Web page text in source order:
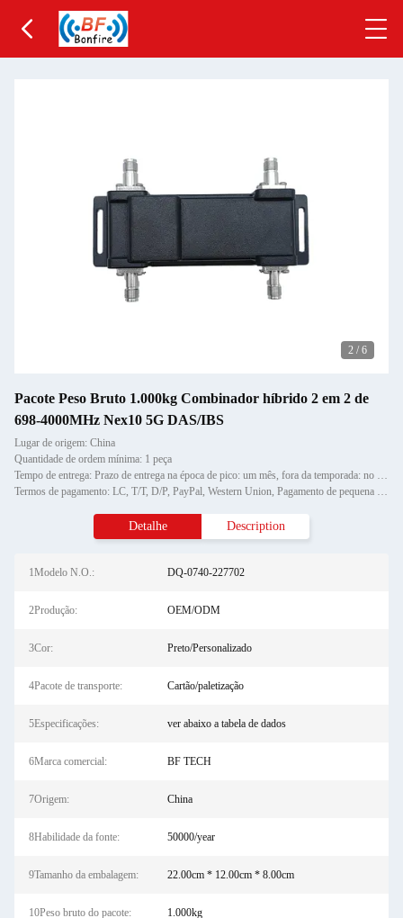
2 / 6
Pacote Peso Bruto 1.000kg Combinador híbrido 2 em 2 de
698-4000MHz Nex10 5G DAS/IBS
Lugar de origem: China
Quantidade de ordem mínima: 1 peça
Tempo de entrega: Prazo de entrega na época de pico: um mês, fora da temporada: no prazo de 15 dias úteis
Termos de pagamento: LC, T/T, D/P, PayPal, Western Union, Pagamento de pequena quantidade, Money Gram
Detalhe Description
1Modelo N.O.: DQ-0740-227702
2Produção: OEM/ODM
3Cor: Preto/Personalizado
4Pacote de transporte: Cartão/paletização
5Especificações: ver abaixo a tabela de dados
6Marca comercial: BF TECH
7Origem: China
8Habilidade da fonte: 50000/year
9Tamanho da embalagem: 22.00cm * 12.00cm * 8.00cm
10Peso bruto do pacote: 1.000kg